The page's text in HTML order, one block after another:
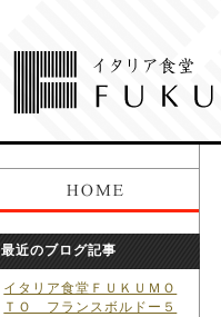
最近のブログ記事
イタリア食堂ＦＵＫＵＭＯ
ＴＯ フランスボルドー５